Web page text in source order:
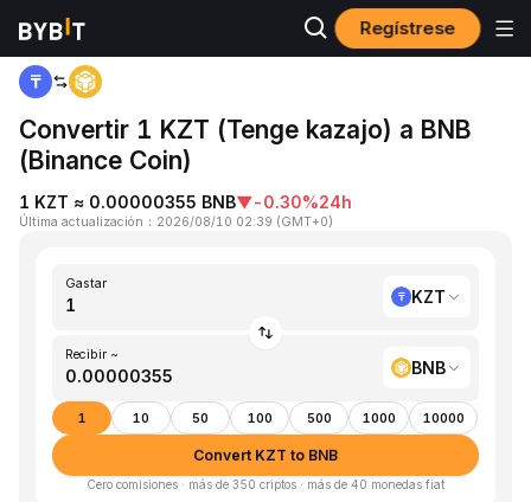
Regístrese
Inicio KZT to BNB
Convertir 1 KZT (Tenge kazajo) a BNB
(Binance Coin)
1 KZT ≈ 0.00000355 BNB▼-0.30%24h
Última actualización ： 2026/08/10 02:39 (GMT+0)
Gastar
KZT
Recibir ~
BNB
1 10 50 100 500 1000 10000
Convert KZT to BNB
Cero comisiones · más de 350 criptos · más de 40 monedas fiat